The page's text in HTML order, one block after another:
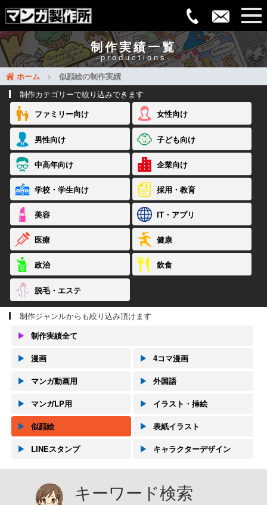
制作実績一覧
-productions-
ホーム
似顔絵の制作実績
制作カテゴリーで絞り込みできます
ファミリー向け
女性向け
男性向け 子ども向け
中高年向け 企業向け
学校・学生向け 採用・教育
美容 IT・アプリ
医療 健康
政治 飲食
脱毛・エステ
制作ジャンルからも絞り込み頂けます
▶
制作実績全て
▶ 漫画 ▶ 4コマ漫画
▶ マンガ動画用 ▶ 外国語
▶ マンガLP用 ▶ イラスト・挿絵
▶ 似顔絵 ▶ 表紙イラスト
▶ LINEスタンプ ▶ キャラクターデザイン
キーワード検索